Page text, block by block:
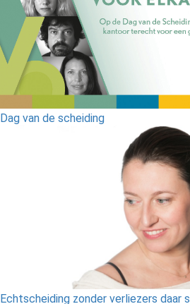
Dag van de scheiding
Echtscheiding zonder verliezers daar